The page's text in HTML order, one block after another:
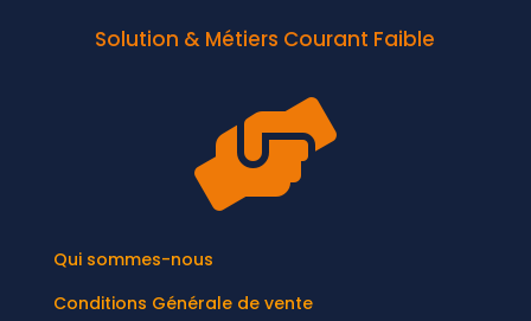
Solution & Métiers Courant Faible

Qui sommes-nous
Conditions Générale de vente